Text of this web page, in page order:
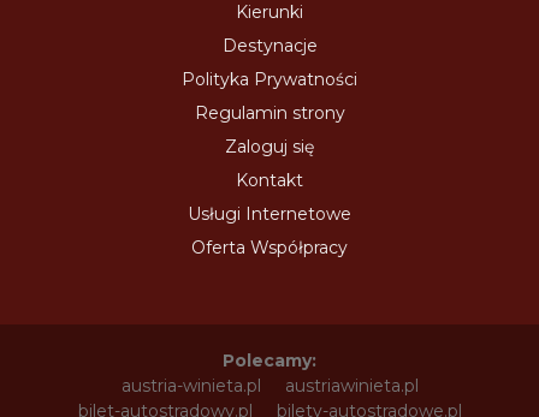
Kierunki
Destynacje
Polityka Prywatności
Regulamin strony
Zaloguj się
Kontakt
Usługi Internetowe
Oferta Współpracy
Polecamy:
austria-winieta.pl
austriawinieta.pl
bilet-autostradowy.pl
bilety-autostradowe.pl